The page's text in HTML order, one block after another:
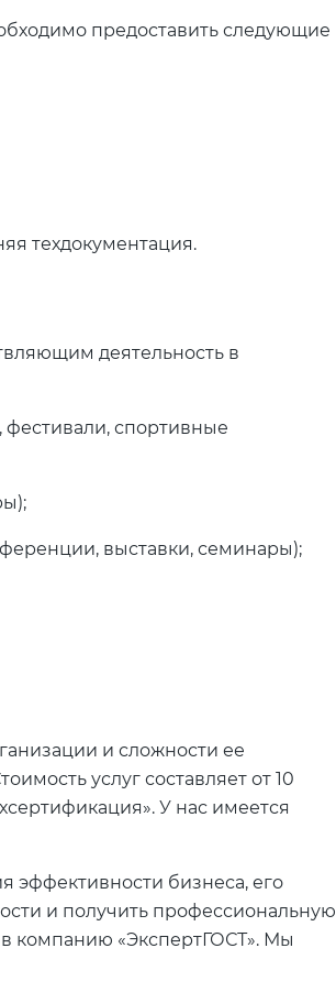
предоставить следующие
техдокументация.
деятельность в
спортивные
выставки, семинары);
и сложности ее
услуг составляет от 10
У нас имеется
эффективности бизнеса, его
и получить профессиональную
компанию «ЭкспертГОСТ». Мы